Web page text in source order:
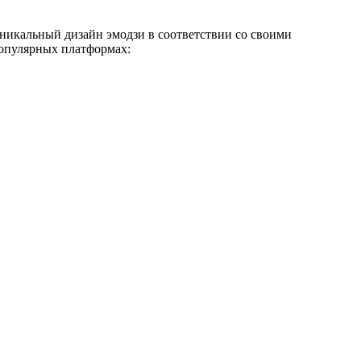
дизайн эмодзи в соответствии со своими
платформах: